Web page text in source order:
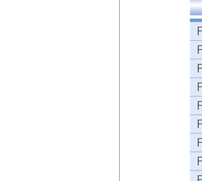
バルブと継手のきほん